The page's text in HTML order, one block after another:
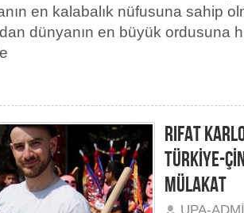
en kalabalık nüfusuna sahip
dünyanın en büyük ordusuna
RIFAT
TÜRKİYE-
MÜLAKAT